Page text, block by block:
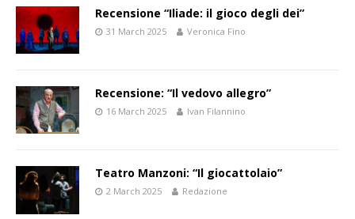
Recensione “Iliade: il gioco degli dei”
31 March 2025 Veronica Fino
Recensione: “Il vedovo allegro”
16 March 2025 Ivan Filannino
Teatro Manzoni: “Il giocattolaio”
2 March 2025 Redazione